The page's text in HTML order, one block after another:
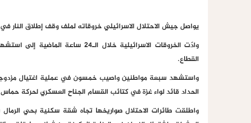
يواصل جيش الاحتلال الاسرائيلي خروقاته لملف وقف إطلاق النار في يومه 219 في مختلف مناطق
القطاع.
واستشهد سبعة مواطنين واصيب خمسون في عملية اغتيال
الحداد قائد لواء غزة في كتائب القسام الجناح العسكري لحركة
واطلقت طائرات الاحتلال صواريخها تجاه شقة سكنية بحي